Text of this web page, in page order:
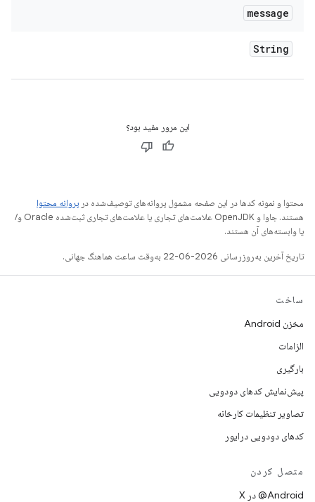
message
String
این مرور مفید بود؟
محتوا و نمونه کدها در این صفحه مشمول پروانه‌های توصیف‌شده در پروانه محتوا
هستند. جاوا و OpenJDK علامت‌های تجاری یا علامت‌های تجاری ثبت‌شده Oracle و/
یا وابسته‌های آن هستند.
تاریخ آخرین به‌روزرسانی 2026-06-22 به‌وقت ساعت هماهنگ جهانی.
ساخت
مخزن Android
الزامات
بارگیری
پیش‌نمایش کدهای دودویی
تصاویر تنظیمات کارخانه
کدهای دودویی درایور
متصل کردن
‫‎@Android در X